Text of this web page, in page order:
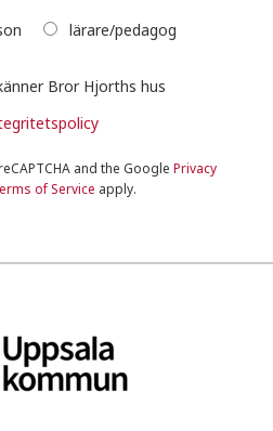
lärare/pedagog
Bror Hjorths hus
and the Google Privacy
of Service apply.